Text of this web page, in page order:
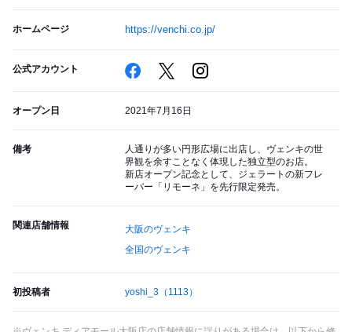
ホームページ https://venchi.co.jp/
公式アカウント
オープン日 2021年7月16日
備考
人通りが多い円形広場に出店し、ヴェンキの世
界観を余すことなく体現した独立型のお店。
新店オープン記念として、ジェラートの新フレ
ーバー「リモーネ」を先行限定発売。
関連店舗情報
大阪のヴェンキ
全国のヴェンキ
初投稿者 yoshi_3 （1113）